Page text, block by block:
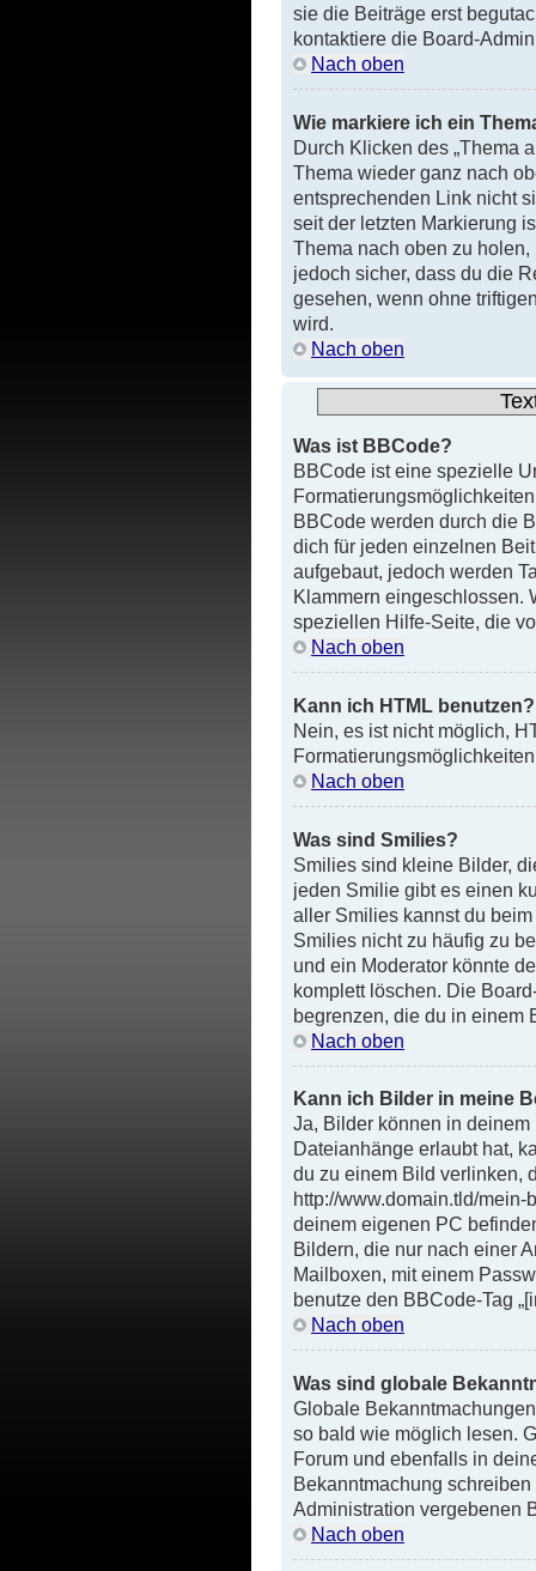
sie die Beiträge erst
kontaktiere die Board-
Nach oben
Wie markiere ich ein
Durch Klicken des „Thema
Thema wieder ganz nach
entsprechenden Link nicht
seit der letzten Markierung
Thema nach oben zu
jedoch sicher, dass du die
gesehen, wenn ohne
wird.
Nach oben
Was ist BBCode?
BBCode ist eine spezielle
BBCode werden durch die
dich für jeden einzelnen
aufgebaut, jedoch werden
Klammern eingeschlossen.
speziellen Hilfe-Seite, die
Nach oben
Kann ich HTML benutzen?
Nein, es ist nicht möglich,
Nach oben
Was sind Smilies?
Smilies sind kleine Bilder,
jeden Smilie gibt es einen
aller Smilies kannst du
Smilies nicht zu häufig zu
und ein Moderator könnte
komplett löschen. Die
begrenzen, die du in einem
Nach oben
Kann ich Bilder in meine
Ja, Bilder können in
Dateianhänge erlaubt hat,
du zu einem Bild verlinken,
http://www.domain.tld/
deinem eigenen PC
Bildern, die nur nach einer
Mailboxen, mit einem
benutze den BBCode-Tag
Nach oben
Was sind globale
Globale
so bald wie möglich lesen.
Forum und ebenfalls in
Bekanntmachung
Administration vergebenen
Nach oben